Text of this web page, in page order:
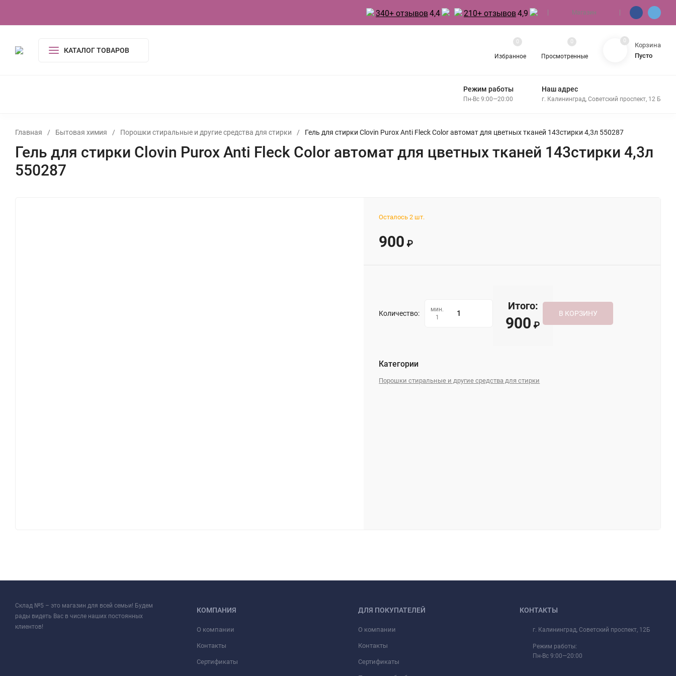
340+ отзывов4,4 210+ отзывов4,9 Магазин
КАТАЛОГ ТОВАРОВ
Избранное
0
Просмотренные
0 0
Корзина
Пусто
Режим работы
Пн-Вс 9:00—20:00
Наш адрес
г. Калининград, Советский проспект, 12 Б
Главная / Бытовая химия / Порошки стиральные и другие средства для стирки / Гель для стирки Clovin Purox Anti Fleck Color автомат для цветных тканей 143стирки 4,3л 550287
Гель для стирки Clovin Purox Anti Fleck Color автомат для цветных тканей 143стирки 4,3л
550287
Осталось 2 шт.
900 ₽
Количество:
мин.
1
Итого:
900 ₽
В КОРЗИНУ
Категории
Порошки стиральные и другие средства для стирки
Склад №5 – это магазин для всей семьи! Будем
рады видеть Вас в числе наших постоянных
клиентов!
КОМПАНИЯ
О компании
Контакты
Сертификаты
ДЛЯ ПОКУПАТЕЛЕЙ
О компании
Контакты
Сертификаты
КОНТАКТЫ
г. Калининград, Советский проспект, 12Б
Режим работы:
Пн-Вс 9:00—20:00